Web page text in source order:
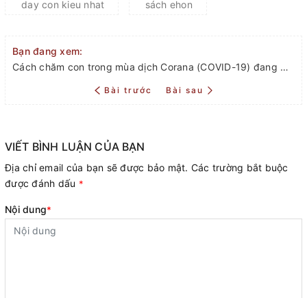
day con kieu nhat
sách ehon
Bạn đang xem:
Cách chăm con trong mùa dịch Corana (COVID-19) đang diễn ra phức tạp
Bài trước Bài sau
VIẾT BÌNH LUẬN CỦA BẠN
Địa chỉ email của bạn sẽ được bảo mật. Các trường bắt buộc
được đánh dấu *
Nội dung*